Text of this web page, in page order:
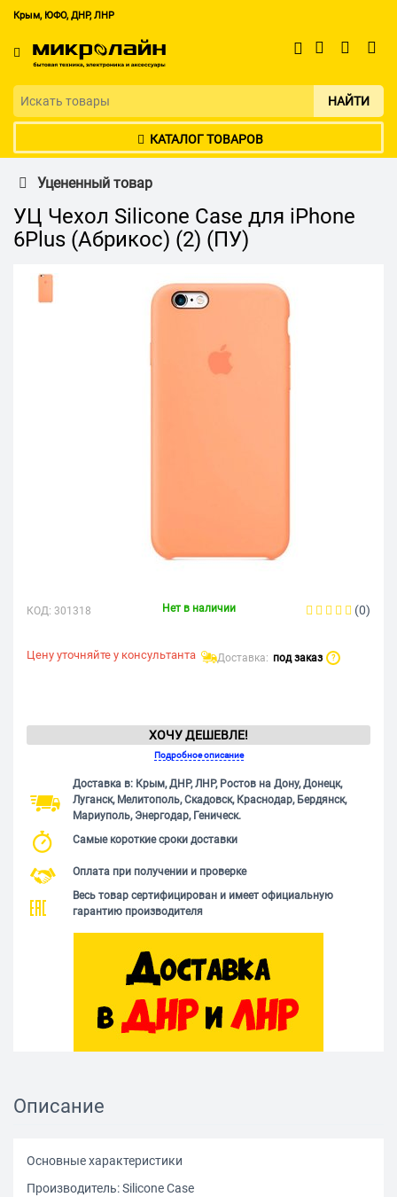
Крым, ЮФО, ДНР, ЛНР
НАЙТИ
КАТАЛОГ ТОВАРОВ
Уцененный товар
УЦ Чехол Silicone Case для iPhone
6Plus (Абрикос) (2) (ПУ)
КОД: 301318 Нет в наличии (0)
Цену уточняйте у консультанта Доставка: под заказ ?
ХОЧУ ДЕШЕВЛЕ!
Подробное описание
Доставка в: Крым, ДНР, ЛНР, Ростов на Дону, Донецк,
Луганск, Мелитополь, Скадовск, Краснодар, Бердянск,
Мариуполь, Энергодар, Геническ.
Самые короткие сроки доставки
Оплата при получении и проверке
Весь товар сертифицирован и имеет официальную
гарантию производителя
Описание
Основные характеристики
Производитель: Silicone Сase